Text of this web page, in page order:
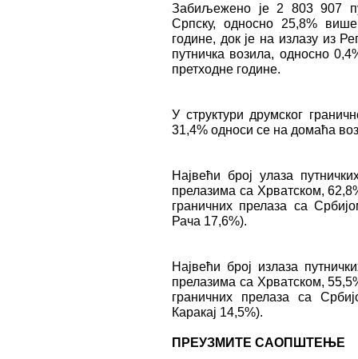
Забиљежено је 2 803 907
Српску, односно 25,8%
године, док је на излазу из
путничка возила, односно
претходне године.
У структури друмског
31,4% односи се на домаћа
Највећи број улаза
прелазима са Хрватском,
граничних прелаза са
Рача 17,6%).
Највећи број излаза
прелазима са Хрватском,
граничних прелаза са
Каракај 14,5%).
ПРЕУЗМИТЕ САОПШТЕЊЕ